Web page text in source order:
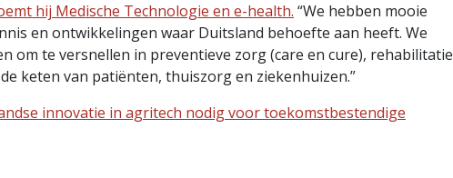
hij Medische Technologie en e-health. “We hebben mooie
en ontwikkelingen waar Duitsland behoefte aan heeft. We
om te versnellen in preventieve zorg (care en cure), rehabilitatie
keten van patiënten, thuiszorg en ziekenhuizen.”
innovatie in agritech nodig voor toekomstbestendige